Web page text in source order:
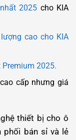
2025 cho KIA
cao cho KIA
Premium 2025.
cấp nhưng giá
thiết bị cho ô
phối bán sỉ và lẻ